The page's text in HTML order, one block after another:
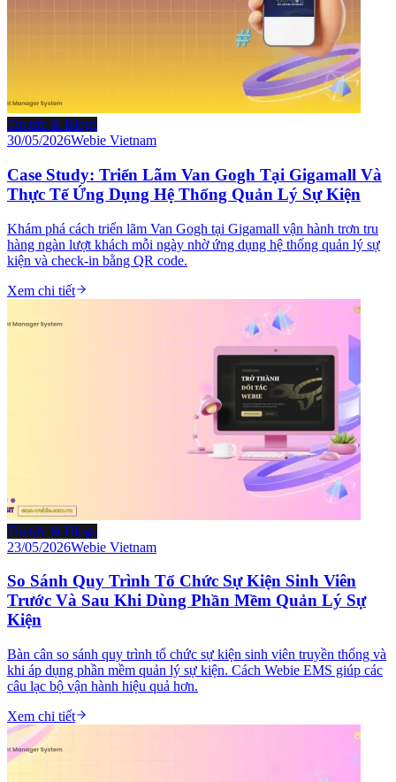
Tin tức & Blogs
30/05/2026Webie Vietnam
Case Study: Triển Lãm Van Gogh Tại Gigamall Và
Thực Tế Ứng Dụng Hệ Thống Quản Lý Sự Kiện
Khám phá cách triển lãm Van Gogh tại Gigamall vận hành trơn tru
hàng ngàn lượt khách mỗi ngày nhờ ứng dụng hệ thống quản lý sự
kiện và check-in bằng QR code.
Xem chi tiết
Tin tức & Blogs
23/05/2026Webie Vietnam
So Sánh Quy Trình Tổ Chức Sự Kiện Sinh Viên
Trước Và Sau Khi Dùng Phần Mềm Quản Lý Sự
Kiện
Bàn cân so sánh quy trình tổ chức sự kiện sinh viên truyền thống và
khi áp dụng phần mềm quản lý sự kiện. Cách Webie EMS giúp các
câu lạc bộ vận hành hiệu quả hơn.
Xem chi tiết